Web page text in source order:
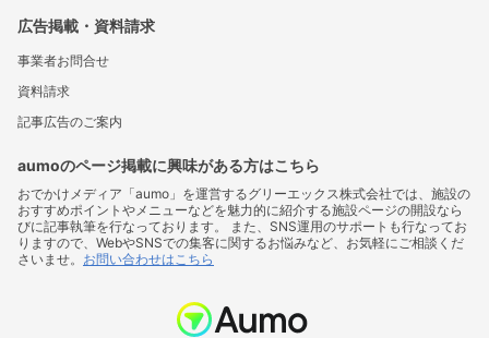
広告掲載・資料請求
事業者お問合せ
資料請求
記事広告のご案内
aumoのページ掲載に興味がある方はこちら
おでかけメディア「aumo」を運営するグリーエックス株式会社では、施設の
おすすめポイントやメニューなどを魅力的に紹介する施設ページの開設なら
びに記事執筆を行なっております。 また、SNS運用のサポートも行なってお
りますので、WebやSNSでの集客に関するお悩みなど、お気軽にご相談くだ
さいませ。 お問い合わせはこちら